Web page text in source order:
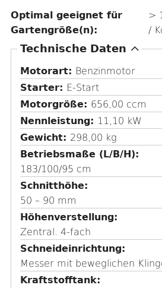
Optimal geeignet für
Gartengröße(n):
>
/
A
u
s
b
l
e
n
d
e
n
Technische Daten
Motorart: Benzinmotor
Starter: E-Start
Motorgröße: 656,00 ccm
Nennleistung: 11,10 kW
Gewicht: 298,00 kg
Betriebsmaße (L/B/H)
183/100/95 cm
Schnitthöhe
50 – 90 mm
Höhenverstellung
Zentral. 4-fach
Schneideinrichtung
Messer mit beweglichen
Kraftstofftank